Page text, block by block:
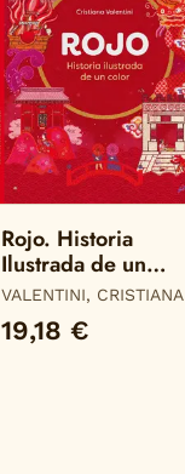
Rojo. Historia
Ilustrada de un
Color
VALENTINI, CRISTIANA
19,18 €